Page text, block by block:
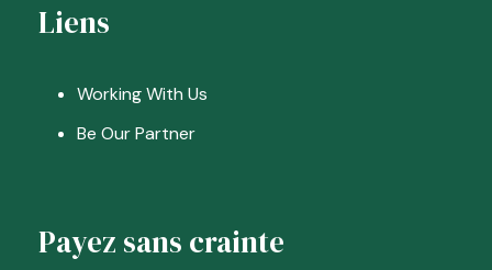
Liens
Working With Us
Be Our Partner
Payez sans crainte